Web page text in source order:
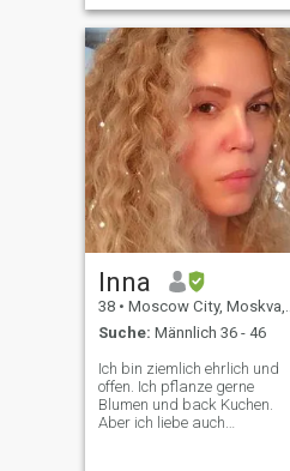
mit Ehren. Ich liebe es zu
lesen, Filme und Shows
anzusehen, Englisch zu
lernen und Yoga zu machen.
Inna
38 • Moscow City, Moskva, Russland
Suche: Männlich 36 - 46
Ich bin ziemlich ehrlich und
offen. Ich pflanze gerne
Blumen und back Kuchen.
Aber ich liebe auch